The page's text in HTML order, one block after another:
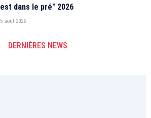
est dans le pré" 2026
5 août 2026
DERNIÈRES NEWS